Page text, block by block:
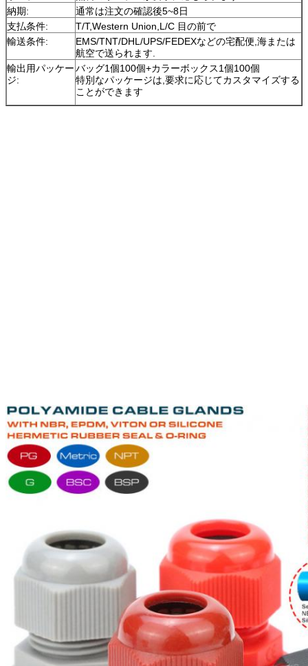
納期:
通常は注文の確認後5~8日
支払条件:
T/T,Western Union,L/C 目の前で
輸送条件:
EMS/TNT/DHL/UPS/FEDEXなどの宅配便,海または
航空で送られます.
輸出用パッケー
ジ:
バッグ1個100個+カラーボックス1個100個
特別なパッケージは,要求に応じてカスタマイズする
ことができます